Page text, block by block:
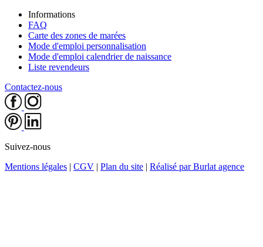
Informations
FAQ
Carte des zones de marées
Mode d'emploi personnalisation
Mode d'emploi calendrier de naissance
Liste revendeurs
Contactez-nous
Suivez-nous
Mentions légales | CGV | Plan du site | Réalisé par Burlat agence